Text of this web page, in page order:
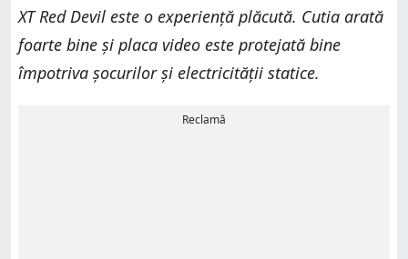
XT Red Devil este o experiență plăcută. Cutia arată
foarte bine și placa video este protejată bine
împotriva șocurilor și electricității statice.
Reclamă